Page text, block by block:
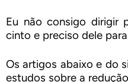
Eu não consigo dirigir
cinto e preciso dele
Os artigos abaixo e do
estudos sobre a